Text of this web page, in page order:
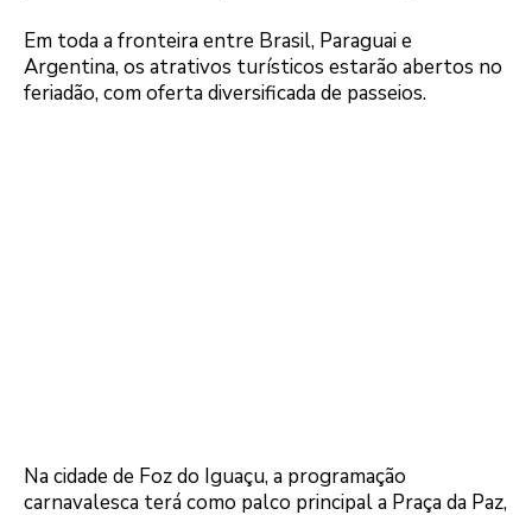
Em toda a fronteira entre Brasil, Paraguai e
Argentina, os atrativos turísticos estarão abertos no
feriadão, com oferta diversificada de passeios.
Na cidade de Foz do Iguaçu, a programação
carnavalesca terá como palco principal a Praça da Paz,